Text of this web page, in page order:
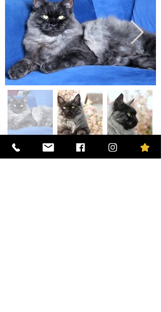
La mère